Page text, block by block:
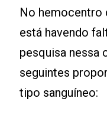
No hemocentro
está havendo
pesquisa nessa
seguintes
tipo sanguíneo: